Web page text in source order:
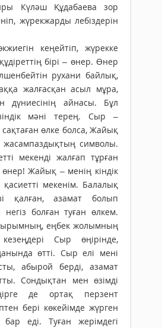
Күләш Құдабаева зор
жүрекжарды лебіздерін
кеңейтіп, жүрек­ке
бірі – өнер. Өнер
рухани байлық,
жалғасқан асыл мұра,
дүниесінің айнасы. Бұл
мәні терең. Сыр –
өлке болса, Жайық
символы.
мекенді жалғап тұрған
Жайық – менің кіндік
мекенім. Балалық
қалған, азамат болып
болған туған өлкем.
еңбек жолымның
Сыр өңі­рінде,
өтті. Сыр елі мені
абырой берді, азамат
Сондықтан мен өзімді
де ортақ перзент
бері көкейімде жүрген
еді. Туған жерімдегі